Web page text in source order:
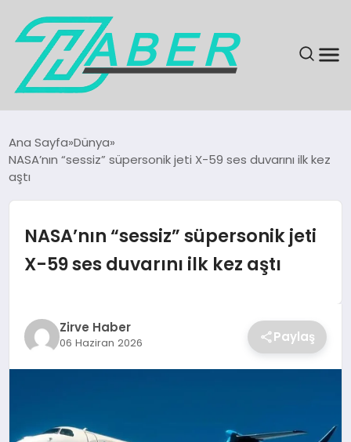
GÜNDEM
KÜLTÜR & SANAT
SAĞLIK
Ana Sayfa Dünya
NASA’nın “sessiz” süpersonik jeti X-59 ses duvarını ilk kez
aştı
NASA’nın “sessiz” süpersonik jeti
X-59 ses duvarını ilk kez aştı
Zirve Haber
06 Haziran 2026 Paylaş